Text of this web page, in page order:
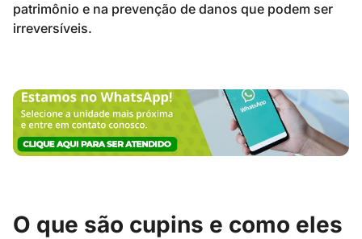
patrimônio e na prevenção de danos que podem ser
irreversíveis.
O que são cupins e como eles